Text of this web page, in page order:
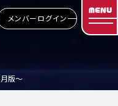
メンバーログイン
MENU
版～